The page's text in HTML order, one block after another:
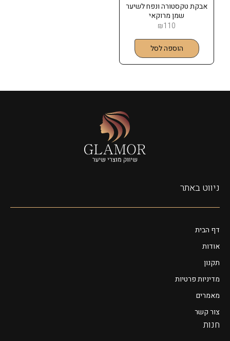
אבקת טקסטורה ונפח לשיער
שמן מרוקאי
MOROCCANOIL
₪110
הוספה לסל
ניווט באתר
דף הבית
אודות
תקנון
מדיניות פרטיות
מאמרים
צור קשר
חנות